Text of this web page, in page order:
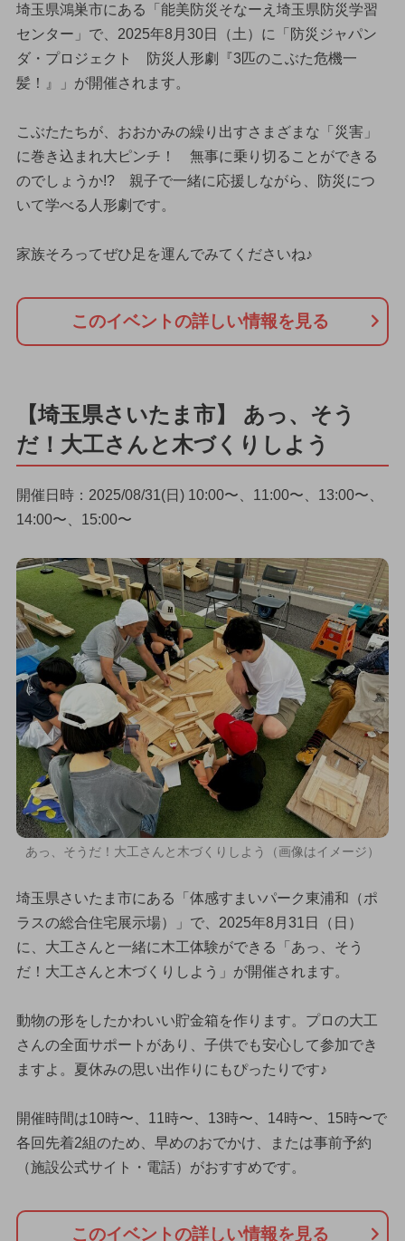
埼玉県鴻巣市にある「能美防災そなーえ埼玉県防災学習
センター」で、2025年8月30日（土）に「防災ジャパン
ダ・プロジェクト 防災人形劇『3匹のこぶた危機一
髪！』」が開催されます。
こぶたたちが、おおかみの繰り出すさまざまな「災害」
に巻き込まれ大ピンチ！ 無事に乗り切ることができる
のでしょうか!? 親子で一緒に応援しながら、防災につ
いて学べる人形劇です。
家族そろってぜひ足を運んでみてくださいね♪
このイベントの詳しい情報を見る
【埼玉県さいたま市】 あっ、そう
だ！大工さんと木づくりしよう
開催日時：2025/08/31(日) 10:00〜、11:00〜、13:00〜、
14:00〜、15:00〜
あっ、そうだ！大工さんと木づくりしよう（画像はイメージ）
埼玉県さいたま市にある「体感すまいパーク東浦和（ポ
ラスの総合住宅展示場）」で、2025年8月31日（日）
に、大工さんと一緒に木工体験ができる「あっ、そう
だ！大工さんと木づくりしよう」が開催されます。
動物の形をしたかわいい貯金箱を作ります。プロの大工
さんの全面サポートがあり、子供でも安心して参加でき
ますよ。夏休みの思い出作りにもぴったりです♪
開催時間は10時〜、11時〜、13時〜、14時〜、15時〜で
各回先着2組のため、早めのおでかけ、または事前予約
（施設公式サイト・電話）がおすすめです。
このイベントの詳しい情報を見る